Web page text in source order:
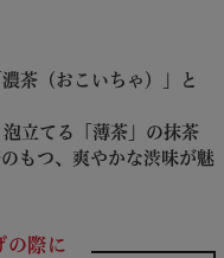
茶（おこいちゃ）」と
立てる「薄茶」の抹茶
もつ、爽やかな渋味が魅
の際に